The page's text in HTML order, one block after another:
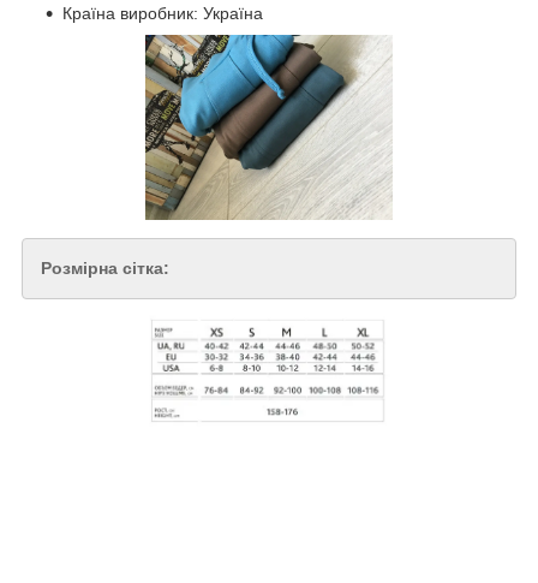
Країна виробник: Україна
Розмірна сітка: